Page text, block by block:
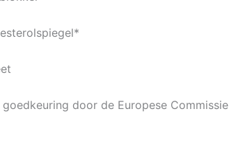
door de Europese Commissie